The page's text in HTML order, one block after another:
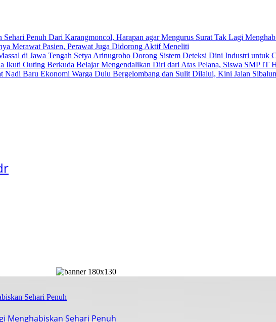
Dari Karangmoncol, Harapan agar Mengurus Surat Tak Lagi
Merawat Pasien, Perawat Juga Didorong Aktif Meneliti
Setya Arinugroho Dorong Sistem Deteksi Dini Industri untuk
Belajar Mengendalikan Diri dari Atas Pelana, Siswa SMP IT
Dulu Bergelombang dan Sulit Dilalui, Kini Jalan
Menghabiskan Sehari Penuh